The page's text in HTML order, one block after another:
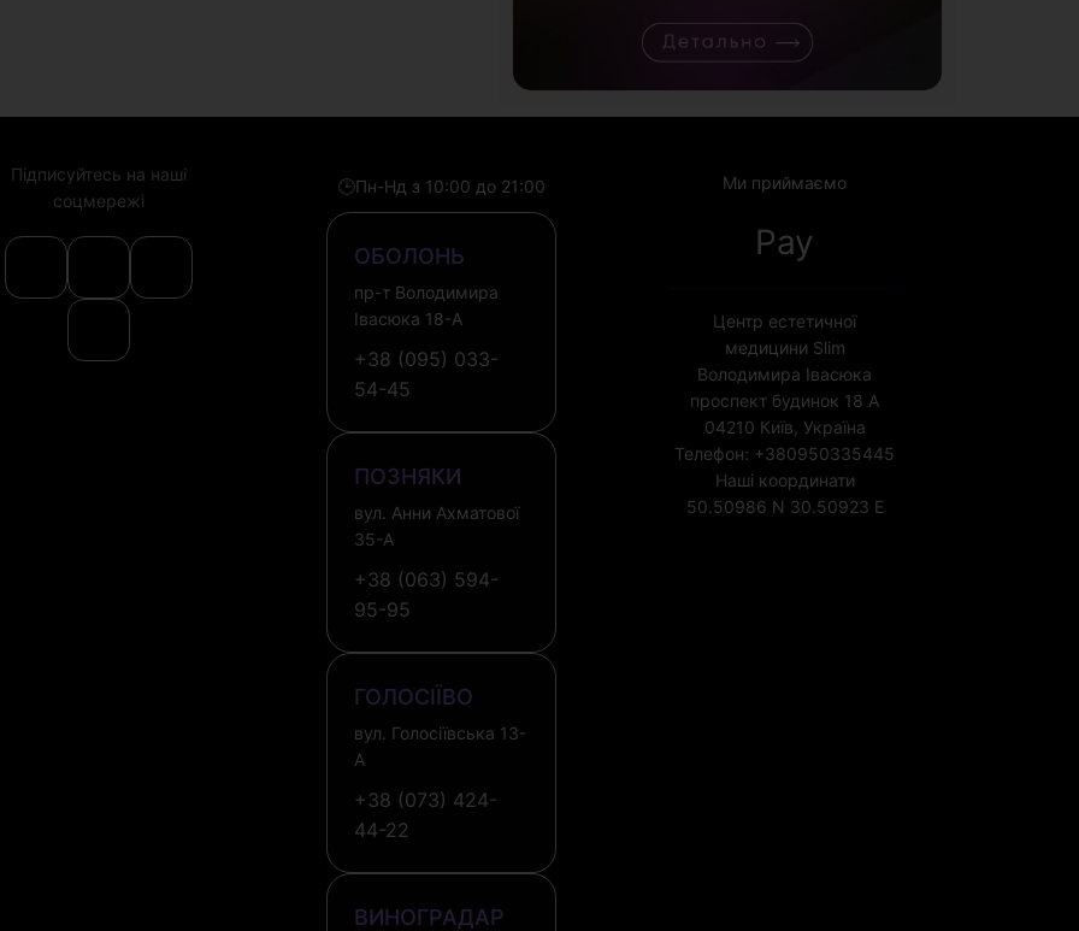
Підписуйтесь на наші
соцмережі
🕒Пн-Нд з 10:00 до 21:00
ОБОЛОНЬ
пр-т Володимира
Івасюка 18-А
+38 (095) 033-
54-45
ПОЗНЯКИ
вул. Анни Ахматової
35-А
+38 (063) 594-
95-95
ГОЛОСІЇВО
вул. Голосіївська 13-
А
+38 (073) 424-
44-22
ВИНОГРАДАР
Ми приймаємо
Pay
Центр естетичної
медицини Slim
Володимира Івасюка
проспект будинок 18 А
04210 Київ, Україна
Телефон: +380950335445
Наші координати
50.50986 N 30.50923 E